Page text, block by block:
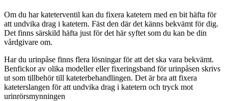
Om du har kateterventil kan du fixera katetern med en bit häfta för
att undvika drag i katetern. Fäst den där det känns bekvämt för dig.
Det finns särskild häfta just för det här syftet som du kan be din
vårdgivare om.
Har du urinpåse finns flera lösningar för att det ska vara bekvämt.
Benfickor av olika modeller eller fixeringsband för urinpåsen skrivs
ut som tillbehör till kateterbehandlingen. Det är bra att fixera
kateterslangen för att undvika drag i katetern och tryck mot
urinrörsmynningen